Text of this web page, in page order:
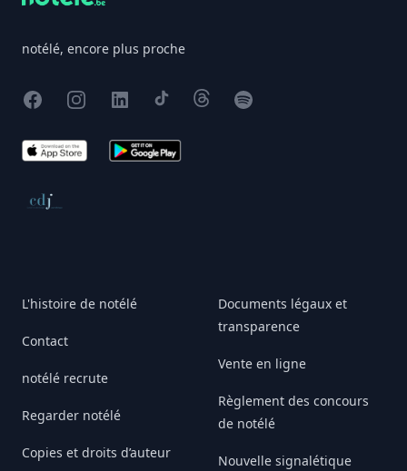
notélé, encore plus proche
FacebookInstagram
X TikTokThreadsSpotify
App Store Google Play
Conseil de déontologie journalistique
L'histoire de notélé
Contact
notélé recrute
Regarder notélé
Copies et droits d’auteur
Documents légaux et
transparence
Vente en ligne
Règlement des concours
de notélé
Nouvelle signalétique